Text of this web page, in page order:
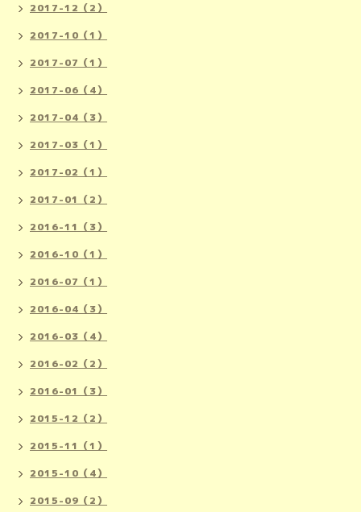
2017-12（2）
2017-10（1）
2017-07（1）
2017-06（4）
2017-04（3）
2017-03（1）
2017-02（1）
2017-01（2）
2016-11（3）
2016-10（1）
2016-07（1）
2016-04（3）
2016-03（4）
2016-02（2）
2016-01（3）
2015-12（2）
2015-11（1）
2015-10（4）
2015-09（2）